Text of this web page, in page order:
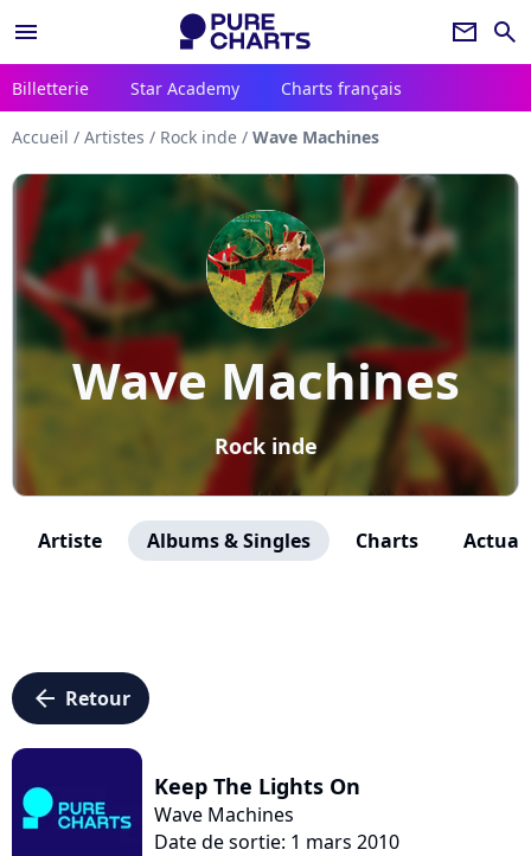
menu newsletter search
Billetterie Star Academy Charts français
Accueil / Artistes / Rock inde / Wave Machines
Wave Machines
Rock inde
Artiste Albums & Singles Charts
arrow_left Retour
Keep The Lights On
Wave Machines
Date de sortie: 1 mars 2010